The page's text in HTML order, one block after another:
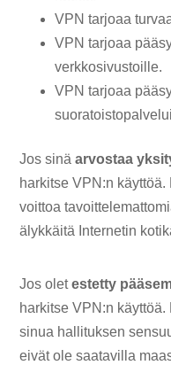
VPN tarjoaa
VPN tarjoaa
verkkosivustoille.
VPN tarjoaa
Jos sinäarvostaa
harkitse VPN:n
voittoa
älykkäitä Internetin
Jos oletestetty
harkitse VPN:n
sinua hallituksen
eivät ole saatavilla